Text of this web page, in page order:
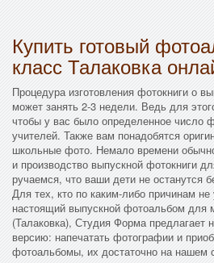
Купить готовый
класс Талаковка
Процедура изготовления фотокниги о
может занять 2-3 недели. Ведь для
чтобы у вас было определенное число
учителей. Также вам понадобятся
школьные фото. Немало времени
и производство выпускной фотокниги
ручаемся, что ваши дети не останутся
Для тех, кто по каким-либо причинам не
настоящий выпускной фотоальбом для
(Талаковка), Студия Форма предлагает
версию: напечатать фотографии и
фотоальбомы, их достаточно на нашем